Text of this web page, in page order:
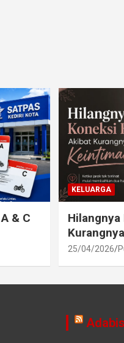
& C
KELUARGA
25/04/2026